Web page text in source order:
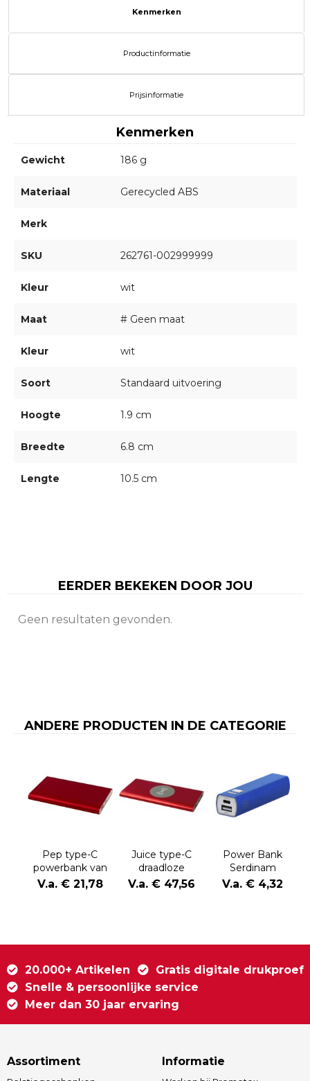
Kenmerken
Productinformatie
Prijsinformatie
Kenmerken
Gewicht 186 g
Materiaal Gerecycled ABS
Merk
SKU 262761-002999999
Kleur wit
Maat # Geen maat
Kleur wit
Soort Standaard uitvoering
Hoogte 1.9 cm
Breedte 6.8 cm
Lengte 10.5 cm
EERDER BEKEKEN DOOR JOU
Geen resultaten gevonden.
ANDERE PRODUCTEN IN DE CATEGORIE
Pep type-C
powerbank van
4000 mAh van
gerecycled
V.a. € 21,78
Juice type-C
draadloze
powerbank van
8000 mAh van
V.a. € 47,56
Power Bank
Serdinam
V.a. € 4,32
20.000+ Artikelen
Gratis digitale drukproef
Snelle & persoonlijke service
Meer dan 30 jaar ervaring
Assortiment Informatie